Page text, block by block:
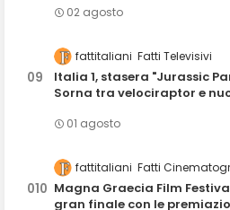
02 agosto
fattitaliani Fatti Televisivi
Italia 1, stasera "Jurassic
Sorna tra velociraptor e
01 agosto
fattitaliani Fatti
Magna Graecia Film
gran finale con le